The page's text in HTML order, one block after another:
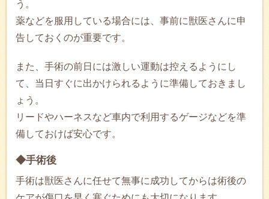
う。
薬などを服用している場合には、事前に獣医さんに申
告しておくのが重要です。
また、手術の前日には激しい運動は控えるようにし
て、当日すぐに出かけられるように準備しておきまし
ょう。
リードやハーネスなど車内で利用するゲージなどを準
備しておけば安心です。
◆手術後
手術は獣医さんに任せて無事に成功してからは術後の